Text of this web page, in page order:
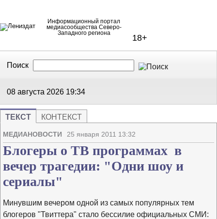
Информационный портал
медиасообщества Северо-
Западного региона
18+
Поиск
08 августа 2026 19:34
ТЕКСТ КОНТЕКСТ
МЕДИАНОВОСТИ 25 января 2011 13:32
Блогеры о ТВ программах в
вечер трагедии: "Одни шоу и
сериалы"
Минувшим вечером одной из самых популярных тем
блогеров "Твиттера" стало бессилие официальных СМИ: